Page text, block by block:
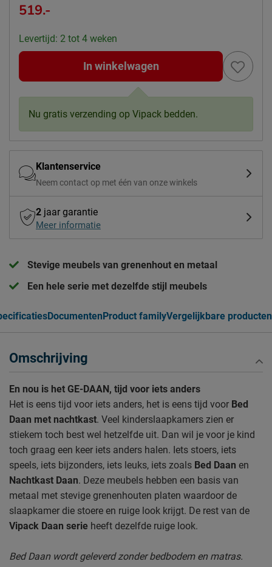
519.-
Levertijd: 2 tot 4 weken
In winkelwagen
Nu gratis verzending op Vipack bedden.
Klantenservice
Neem contact op met één van onze winkels
2 jaar garantie
Meer informatie
Stevige meubels van grenenhout en metaal
Een hele serie met dezelfde stijl meubels
DocumentenProduct familyVergelijkbare producten
Omschrijving
En nou is het GE-DAAN, tijd voor iets anders
Het is eens tijd voor iets anders, het is eens tijd voor Bed
Daan met nachtkast. Veel kinderslaapkamers zien er
stiekem toch best wel hetzelfde uit. Dan wil je voor je kind
toch graag een keer iets anders halen. Iets stoers, iets
speels, iets bijzonders, iets leuks, iets zoals Bed Daan en
Nachtkast Daan. Deze meubels hebben een basis van
metaal met stevige grenenhouten platen waardoor de
slaapkamer die stoere en ruige look krijgt. De rest van de
Vipack Daan serie heeft dezelfde ruige look.
Bed Daan wordt geleverd zonder bedbodem en matras.